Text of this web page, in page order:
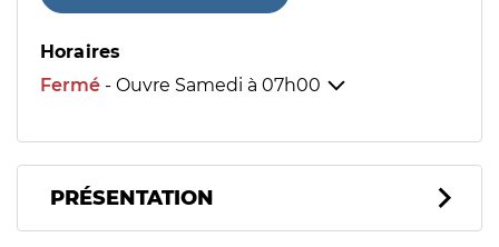
Horaires
Fermé - Ouvre Samedi à 07h00
PRÉSENTATION